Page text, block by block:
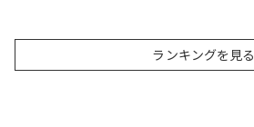
ランキングを見る